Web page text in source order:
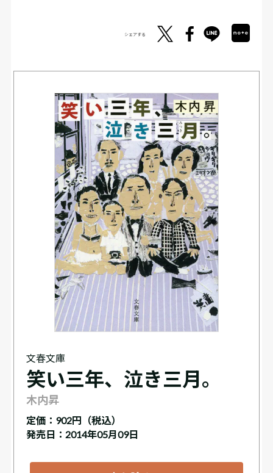
シェアする
文春文庫
笑い三年、泣き三月。
木内昇
定価： 902円（税込）
発売日：2014年05月09日